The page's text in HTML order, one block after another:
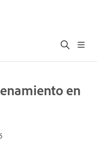
en